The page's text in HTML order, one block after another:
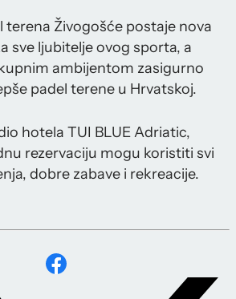
terena Živogošće postaje nova
sve ljubitelje ovog sporta, a
ambijentom zasigurno
padel terene u Hrvatskoj.
hotela TUI BLUE Adriatic,
rezervaciju mogu koristiti svi
dobre zabave i rekreacije.